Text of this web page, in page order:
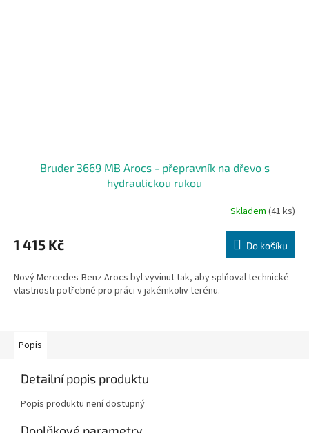
Bruder 3669 MB Arocs - přepravník na dřevo s
hydraulickou rukou
Skladem (41 ks)
1 415 Kč Do košíku
Nový Mercedes-Benz Arocs byl vyvinut tak, aby splňoval technické
vlastnosti potřebné pro práci v jakémkoliv terénu.
Popis
Detailní popis produktu
Popis produktu není dostupný